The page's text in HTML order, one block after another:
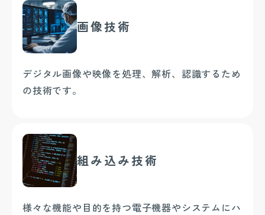
画像技術
デジタル画像や映像を処理、解析、認識するため
の技術です。
組み込み技術
様々な機能や目的を持つ電子機器やシステムにハ